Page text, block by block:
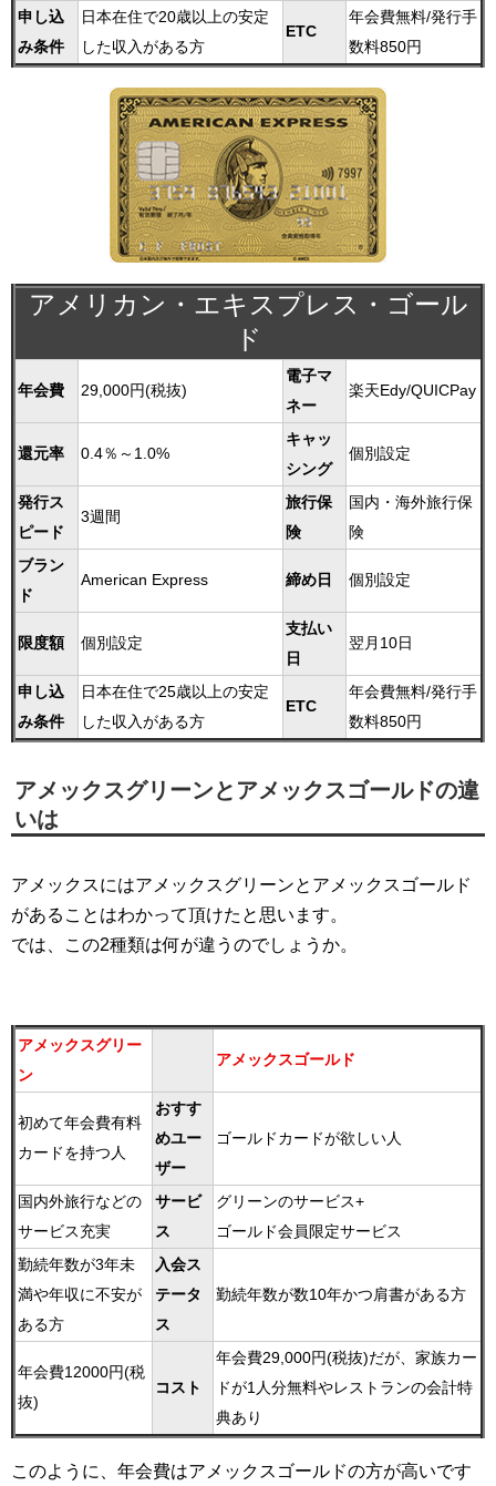
申し込
み条件
日本在住で20歳以上の安定
した収入がある方
ETC
年会費無料/発行手
数料850円
アメリカン・エキスプレス・ゴール
ド
年会費 29,000円(税抜)
電子マ
ネー
楽天Edy/QUICPay
還元率 0.4％～1.0%
キャッ
シング
個別設定
発行ス
ピード
3週間
旅行保
険
国内・海外旅行保
険
ブラン
ド
American Express 締め日 個別設定
限度額 個別設定
支払い
日
翌月10日
申し込
み条件
日本在住で25歳以上の安定
した収入がある方
ETC
年会費無料/発行手
数料850円
アメックスグリーンとアメックスゴールドの違
いは
アメックスにはアメックスグリーンとアメックスゴールド
があることはわかって頂けたと思います。
では、この2種類は何が違うのでしょうか。
アメックスグリー
ン
アメックスゴールド
初めて年会費有料
カードを持つ人
おすす
めユー
ザー
ゴールドカードが欲しい人
国内外旅行などの
サービス充実
サービ
ス
グリーンのサービス+
ゴールド会員限定サービス
勤続年数が3年未
満や年収に不安が
ある方
入会ス
テータ
ス
勤続年数が数10年かつ肩書がある方
年会費12000円(税
抜)
コスト
年会費29,000円(税抜)だが、家族カー
ドが1人分無料やレストランの会計特
典あり
このように、年会費はアメックスゴールドの方が高いです